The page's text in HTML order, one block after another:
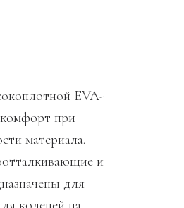
EVA-
при
материала.
и
для